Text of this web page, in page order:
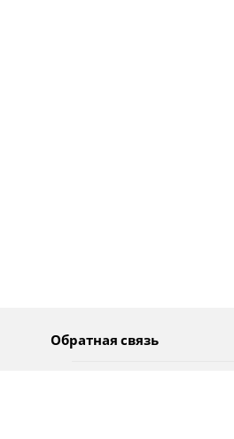
Обратная связь